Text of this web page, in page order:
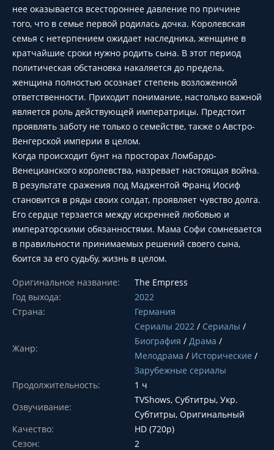
нее оказывается всестороннее давление по причине
того, что в семье первой родилась дочка. Королевская
семья с нетерпением ожидает наследника, женщине в
кратчайшие сроки нужно родить сына. В этот период
политическая обстановка накаляется до предела,
женщина полностью осознает степень возложенной
ответственности. Приходит понимание, настолько важной
является роль действующей императрицы. Предстоит
проявлять заботу не только о семействе, также о Австро-
Венгерской империи в целом.
Когда происходит бунт на просторах Ломбардо-
Венецианского королевства, назревает настоящая война.
В результате сражения под Маджентой Франц Иосиф
становится в ряды своих солдат, проявляет чувство долга.
Его сердце терзается между искренней любовью и
императорскими обязанностями. Мама Софи сомневается
в правильности принимаемых решений своего сына,
боится за его судьбу, жизнь в целом.
Оригинальное название:
The Empress
Год выхода:
2022
Страна:
Германия
Жанр:
Сериалы 2022 / Сериалы /
Биография / Драма /
Мелодрама / Исторические /
Зарубежные сериалы
Продолжительность:
1 ч
Озвучивание:
TVShows, Субтитры, Укр.
Субтитры, Оригинальный
Качество:
HD (720p)
Сезон:
2